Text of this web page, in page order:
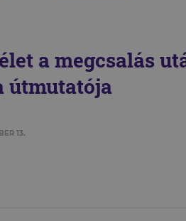
a megcsalás
útmutatója
13.